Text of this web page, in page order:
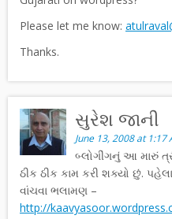
Please let me know:
Thanks.
સુરેશ જાની
June 13, 2008 at 1:17
બ્લોગીંગનું આ મારું
ઠીક ઠીક કામ કરી શક્યો છું.
વાંચવા ભલામણ –
http://